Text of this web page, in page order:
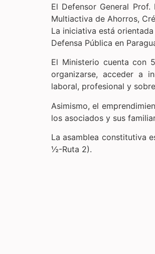
El Defensor General
Multiactiva de Ahorros,
La iniciativa está
Defensa Pública en
El Ministerio cuenta con
organizarse, acceder a
laboral, profesional y
Asimismo, el
los asociados y sus
La asamblea constitutiva
½-Ruta 2).